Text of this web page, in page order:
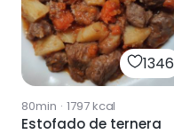
1346
80min · 1797kcal
Estofado de ternera